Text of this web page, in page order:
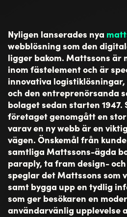
Nyligen lanserades nya
webblösning som den
ligger bakom. Mattssons är
inom fästelement och är
innovativa
och den entreprenörsanda
bolaget sedan starten 1947.
företaget genomgått en
varav en ny webb är en
vägen. Önskemål från
samtliga Mattssons-ägda
paraply, ta fram design-
speglar det Mattssons som
samt bygga upp en tydlig
som ger besökaren en
användarvänlig upplevelse